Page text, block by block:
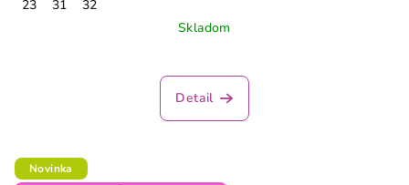
23 31
32
Skladom
Detail
Novinka